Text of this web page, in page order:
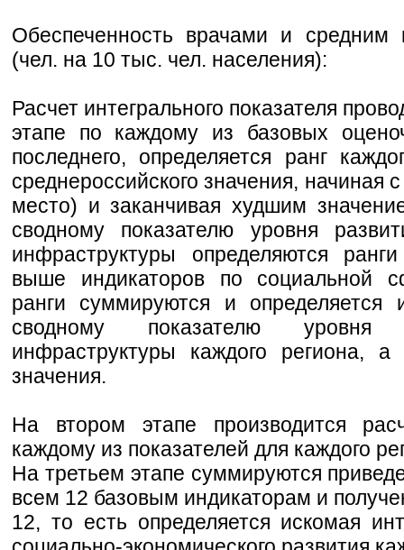
Обеспеченность врачами и средним
(чел. на 10 тыс. чел. населения):
Расчет интегрального показателя
этапе по каждому из базовых
последнего, определяется ранг
среднероссийского значения, начиная
место) и заканчивая худшим
сводному показателю уровня
инфраструктуры определяются
выше индикаторов по социальной
ранги суммируются и определяется
сводному показателю уровня
инфраструктуры каждого региона, а
значения.
На втором этапе производится
каждому из показателей для каждого
На третьем этапе суммируются
всем 12 базовым индикаторам и
12, то есть определяется искомая